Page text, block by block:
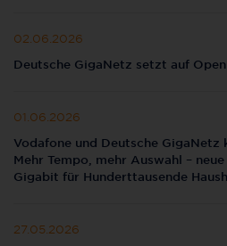
02.06.2026
Deutsche GigaNetz setzt auf
01.06.2026
Vodafone und Deutsche GigaNetz
Mehr Tempo, mehr Auswahl –
Gigabit für Hunderttausende
27.05.2026